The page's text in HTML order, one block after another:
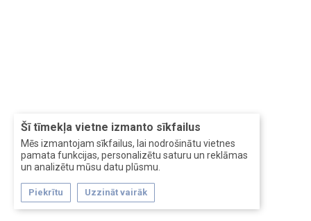
Šī tīmekļa vietne izmanto sīkfailus
Mēs izmantojam sīkfailus, lai nodrošinātu vietnes
pamata funkcijas, personalizētu saturu un reklāmas
un analizētu mūsu datu plūsmu.
Piekrītu Uzzināt vairāk